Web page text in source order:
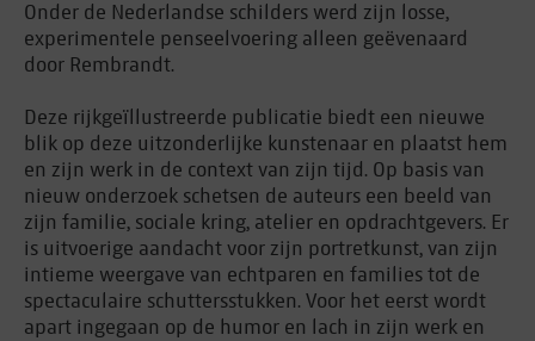
Onder de Nederlandse schilders werd zijn losse,
experimentele penseelvoering alleen geëvenaard
door Rembrandt.
Deze rijkgeïllustreerde publicatie biedt een nieuwe
blik op deze uitzonderlijke kunstenaar en plaatst hem
en zijn werk in de context van zijn tijd. Op basis van
nieuw onderzoek schetsen de auteurs een beeld van
zijn familie, sociale kring, atelier en opdrachtgevers. Er
is uitvoerige aandacht voor zijn portretkunst, van zijn
intieme weergave van echtparen en families tot de
spectaculaire schuttersstukken. Voor het eerst wordt
apart ingegaan op de humor en lach in zijn werk en